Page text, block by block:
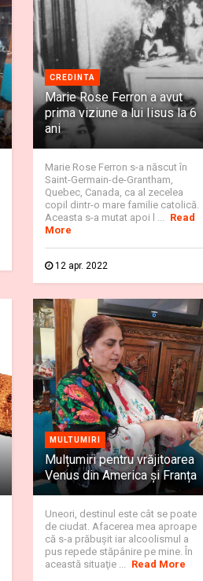
CREDINTA
Marie Rose Ferron a avut
prima viziune a lui Iisus la 6
ani
Marie Rose Ferron s-a născut în
Saint-Germain-de-Grantham,
Quebec, Canada, ca al zecelea
copil dintr-o mare familie catolică.
Aceasta s-a mutat apoi l ... Read
More
12 apr. 2022
MULTUMIRI
Mulțumiri pentru vrăjitoarea
Venus din America și Franța
Uneori, destinul este cât se poate
de ciudat. Afacerea mea aproape
că s-a prăbuşit iar alcoolismul a
pus repede stăpânire pe mine. În
această situaţie ... Read More